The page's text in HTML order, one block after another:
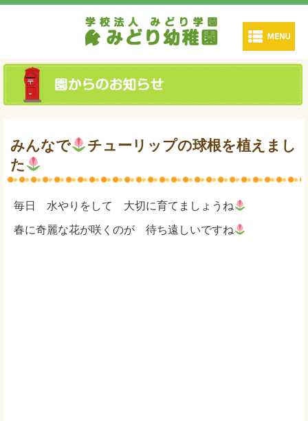
みんなで
チューリップの球根を植えまし
た
毎日 水やりをして 大切に育てましょうね
春に奇麗な花が咲くのが 待ち遠しいですね